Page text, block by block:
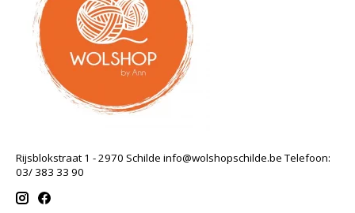
Rijsblokstraat 1 - 2970 Schilde info@wolshopschilde.beTelefoon:
03/ 383 33 90